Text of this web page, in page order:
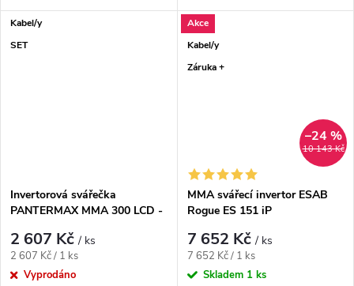
komponentů s...
Kabel/y
SET
Invertorová svářečka
PANTERMAX MMA 300 LCD -
2 607 Kč/ ks
Měrná cena:
2 607 Kč / 1 ks
Vyprodáno
Akce
Kabel/y
Záruka +
10 143 Kč
–24 %
MMA svářecí invertor ESAB
Rogue ES 151 iP
7 652 Kč/ ks
Měrná cena:
7 652 Kč / 1 ks
Skladem 1 ks